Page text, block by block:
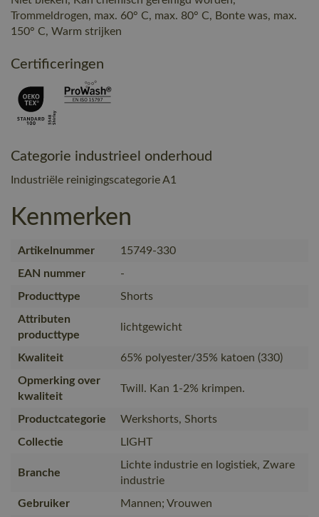
Trommeldrogen, max. 60° C, max. 80° C, Bonte was, max.
150° C, Warm strijken
Certificeringen
Categorie industrieel onderhoud
Industriële reinigingscategorie A1
Kenmerken
Artikelnummer
15749-330
EAN nummer
-
Producttype
Shorts
Attributen
producttype
lichtgewicht
Kwaliteit
65% polyester/35% katoen (330)
Opmerking over
kwaliteit
Twill. Kan 1-2% krimpen.
Productcategorie
Werkshorts, Shorts
Collectie
LIGHT
Branche
Lichte industrie en logistiek, Zware
industrie
Gebruiker
Mannen; Vrouwen